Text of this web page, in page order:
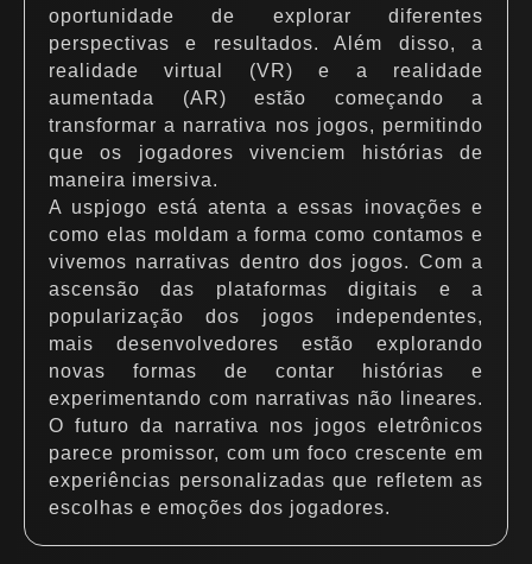
oportunidade de explorar diferentes
perspectivas e resultados. Além disso, a
realidade virtual (VR) e a realidade
aumentada (AR) estão começando a
transformar a narrativa nos jogos, permitindo
que os jogadores vivenciem histórias de
maneira imersiva.
A uspjogo está atenta a essas inovações e
como elas moldam a forma como contamos e
vivemos narrativas dentro dos jogos. Com a
ascensão das plataformas digitais e a
popularização dos jogos independentes,
mais desenvolvedores estão explorando
novas formas de contar histórias e
experimentando com narrativas não lineares.
O futuro da narrativa nos jogos eletrônicos
parece promissor, com um foco crescente em
experiências personalizadas que refletem as
escolhas e emoções dos jogadores.